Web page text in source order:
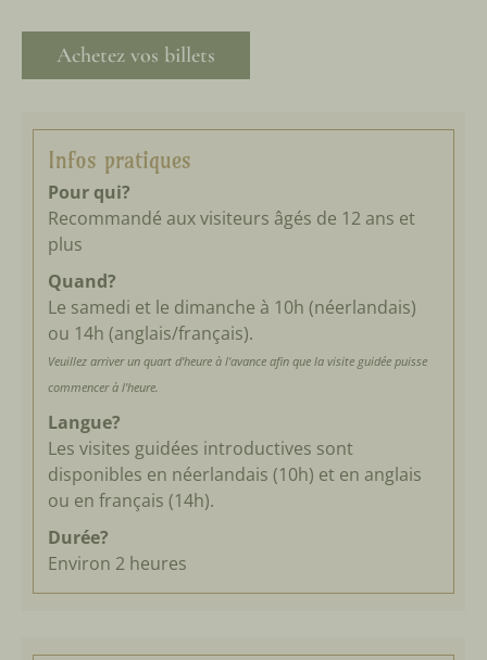
Achetez vos billets
Infos pratiques
Pour qui?
Recommandé aux visiteurs âgés de 12 ans et
plus
Quand?
Le samedi et le dimanche à 10h (néerlandais)
ou 14h (anglais/français).
Veuillez arriver un quart d'heure à l'avance afin que la visite guidée puisse
commencer à l'heure.
Langue?
Les visites guidées introductives sont
disponibles en néerlandais (10h) et en anglais
ou en français (14h).
Durée?
Environ 2 heures